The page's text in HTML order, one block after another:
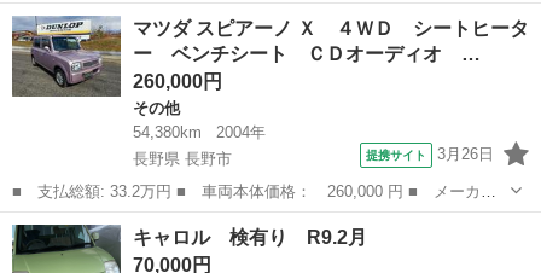
名： マツダ ■ 車種名： フレアワゴンカスタムスタイル ■ グレ
ード名： ハイブリッドＸＴ デュアルカメラブレーキサポート 両
側パワース...
富山 南砺市 その他
マツダ スピアーノ Ｘ ４ＷＤ シートヒータ
ー ベンチシート ＣＤオーディオ …
260,000円
その他
54,380km
2004年
長野県 長野市
提携サイト 3月26日
■ 支払総額: 33.2万円 ■ 車両本体価格： 260,000 円 ■ メーカー
名： マツダ ■ 車種名： スピアーノ ■ グレード名： Ｘ ４Ｗ
Ｄ シートヒーター ベンチシート ＣＤオーディオ 衝突安全ボデ
ィ キーレス...
長野 長野市
キャロル 検有り R9.2月
70,000円